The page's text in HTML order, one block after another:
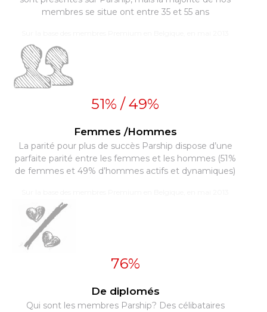
membres se situe ont entre 35 et 55 ans
51% / 49%
Femmes /Hommes
La parité pour plus de succès Parship dispose d’une
parfaite parité entre les femmes et les hommes (51%
de femmes et 49% d’hommes actifs et dynamiques)
76%
De diplomés
Qui sont les membres Parship? Des célibataires